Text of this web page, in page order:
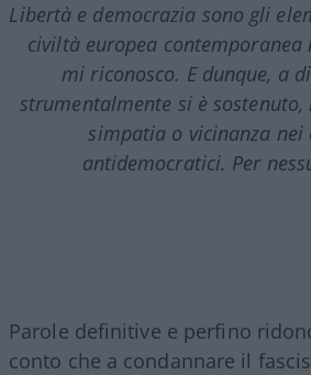
Libertà e democrazia sono gli
civiltà europea contemporanea
mi riconosco. E dunque, a
strumentalmente si è
simpatia o vicinanza
antidemocratici. Per
Parole definitive e perfino
conto che a condannare il